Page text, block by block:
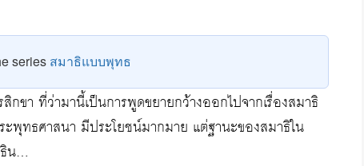
series สมาธิแบบพุทธ
ขา ที่ว่ามานี้เป็นการพูดขยายกว้างออกไปจากเรื่องสมาธิ
พุทธศาสนา มีประโยชน์มากมาย แต่ฐานะของสมาธิใน
น…